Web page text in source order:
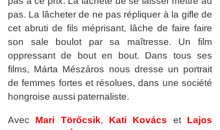
pas. La lâcheter de ne pas répliquer à la gifle de
cet abruti de fils méprisant, lâche de faire faire
son sale boulot par sa maîtresse. Un film
oppressant de bout en bout. Dans tous ses
films, Márta Mészáros nous dresse un portrait
de femmes fortes et résolues, dans une société
hongroise aussi paternaliste.
Avec Mari Törőcsik, Kati Kovács et Lajos